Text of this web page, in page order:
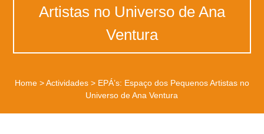
Artistas no Universo de Ana
Ventura
Home>Actividades> EPÁ’s: Espaço dos Pequenos Artistas no
Universo de Ana Ventura